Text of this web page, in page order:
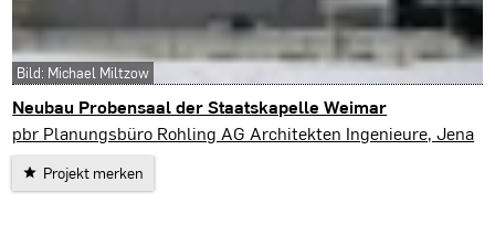
Neubau Probensaal der Staatskapelle Weimar
Weimar
pbr Planungsbüro Rohling AG Architekten Ingenieure, Jena
Projekt merken
Bild: Michael Miltzow